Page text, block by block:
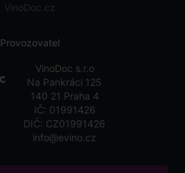
VinoDoc.cz
Provozovatel
VinoDoc s.r.o
Na Pankráci 125
140 21 Praha 4
IČ: 01991426
DIČ: CZ01991426
info@evino.cz